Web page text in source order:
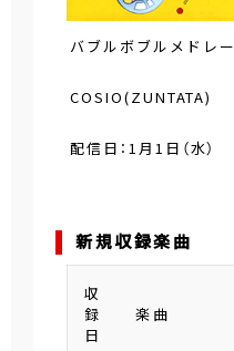
バブルボブルメドレー
COSIO(ZUNTATA)
配信日：1月1日（水）
新規収録楽曲
収
録
日
楽曲